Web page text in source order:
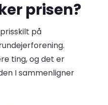
prisen?
på
ting, og det er
I sammenligner